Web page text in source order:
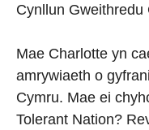
Cynllun Gweithredu
Mae Charlotte yn
amrywiaeth o
Cymru. Mae ei
Tolerant Nation?